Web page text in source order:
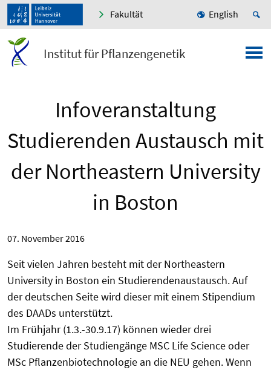
Fakultät English
Institut für Pflanzengenetik
Infoveranstaltung
Studierenden Austausch mit
der Northeastern University
in Boston
07. November 2016
Seit vielen Jahren besteht mit der Northeastern
University in Boston ein Studierendenaustausch. Auf
der deutschen Seite wird dieser mit einem Stipendium
des DAADs unterstützt.
Im Frühjahr (1.3.-30.9.17) können wieder drei
Studierende der Studiengänge MSC Life Science oder
MSc Pflanzenbiotechnologie an die NEU gehen. Wenn